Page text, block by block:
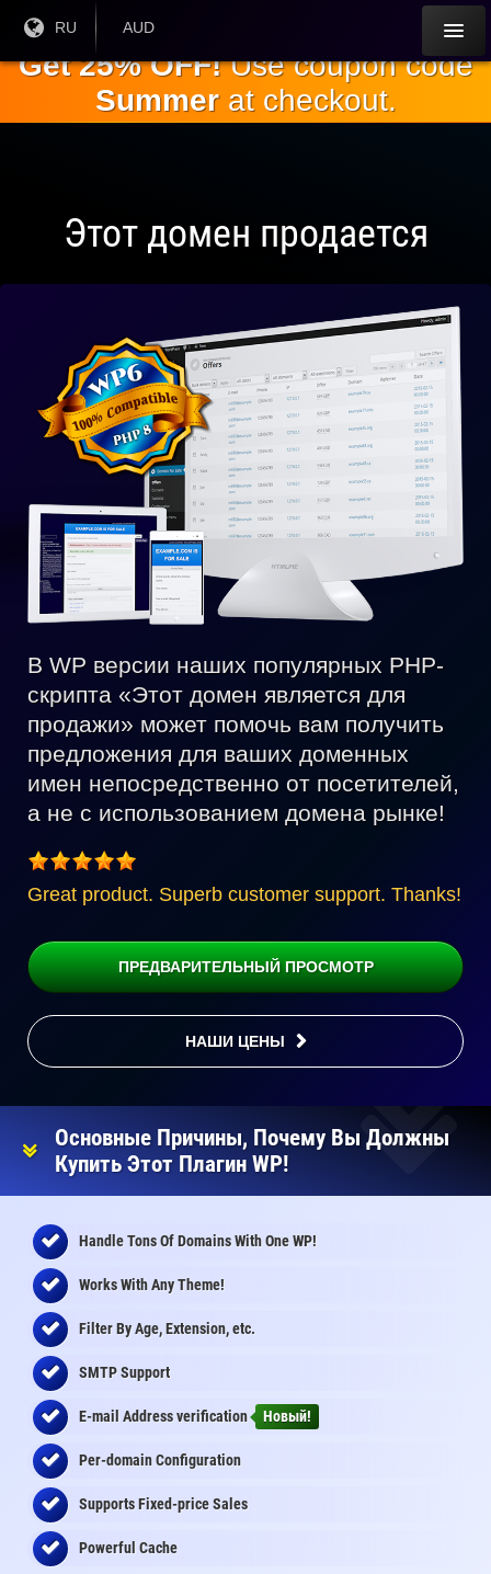
содержанию
Текущий
RU
Текущая
AUD
Get 25% OFF!Use coupon code
Summerat checkout.
Этот домен продается
Полностью
совместим
с WP 6
В WP версии наших популярных PHP-
скрипта «Этот домен является для
продажи» может помочь вам получить
предложения для ваших доменных
имен непосредственно от посетителей,
а не с использованием домена рынке!
Great product. Superb customer support. Thanks!
ПРЕДВАРИТЕЛЬНЫЙ ПРОСМОТР
НАШИ ЦЕНЫ
Основные Причины, Почему Вы Должны
Купить Этот Плагин WP!
Handle Tons Of Domains With One WP!
Works With Any Theme!
Filter By Age, Extension, etc.
SMTP Support
E-mail Addressverification Новый!
Per-domain Configuration
Supports Fixed-price Sales
Powerful Cache